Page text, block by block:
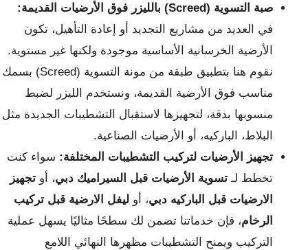
صبة التسوية (Screed) بالليزر فوق الأرضيات القديمة:
في العديد من مشاريع التجديد أو إعادة التأهيل، تكون
الأرضية الخرسانية الأساسية موجودة ولكنها غير مستوية.
نقوم هنا بتطبيق طبقة من مونة التسوية (Screed) بسمك
مناسب فوق الأرضية القديمة، ونستخدم الليزر لضبط
منسوبها بدقة، لتجهيزها لاستقبال التشطيبات الجديدة مثل
البلاط، الباركيه، أو الأرضيات الصناعية.
تجهيز الأرضيات لتركيب التشطيبات المختلفة: سواء كنت
تخطط لـ تسوية الأرضيات قبل السيراميك دبي، أو تجهيز
الارضيات قبل الباركيه دبي، أو ليفل الارضية قبل تركيب
الرخام، فإن خدماتنا تضمن لك سطحًا مثاليًا يسهل عملية
التركيب ويمنح التشطيبات مظهرها النهائي اللامع